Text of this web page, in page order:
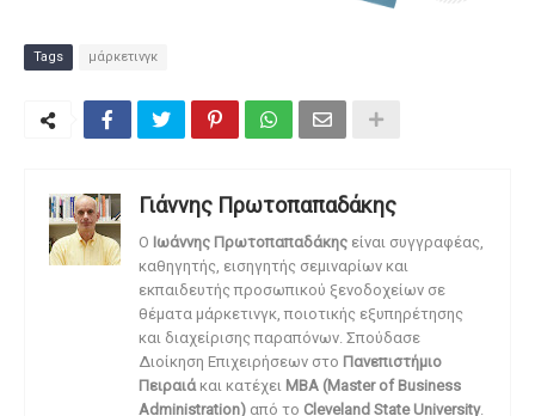
Tags μάρκετινγκ
Γιάννης Πρωτοπαπαδάκης
O Ιωάννης Πρωτοπαπαδάκης είναι συγγραφέας,
καθηγητής, εισηγητής σεμιναρίων και
εκπαιδευτής προσωπικού ξενοδοχείων σε
θέματα μάρκετινγκ, ποιοτικής εξυπηρέτησης
και διαχείρισης παραπόνων. Σπούδασε
Διοίκηση Επιχειρήσεων στο Πανεπιστήμιο
Πειραιά και κατέχει MBA (Master of Business
Administration) από το Cleveland State University.